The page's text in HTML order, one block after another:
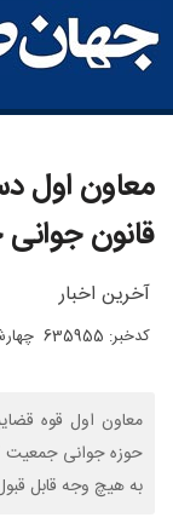
معاون اول
قانون
آخرین اخبار
کدخبر: 635955 چهارشنبه
معاون اول قوه
حوزه جوانی جمعیت
به هیچ وجه قابل